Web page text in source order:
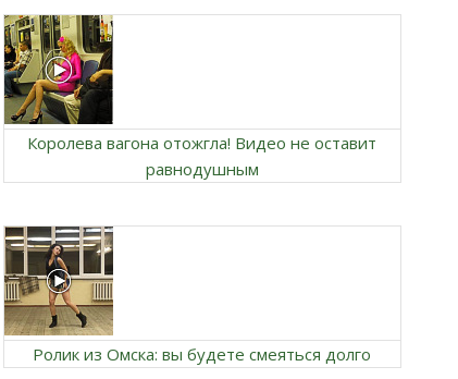
Королева вагона отожгла! Видео не оставит
равнодушным
Ролик из Омска: вы будете смеяться долго